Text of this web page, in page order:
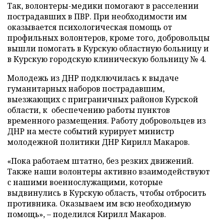
Так, волонтеры-медики помогают в расселении
пострадавших в ПВР. При необходимости им
оказывается психологическая помощь от
профильных волонтеров, кроме того, добровольцы
вышли помогать в Курскую областную больницу и
в Курскую городскую клиническую больницу № 4.
Молодежь из ДНР подключилась к выдаче
гуманитарных наборов пострадавшим,
выезжающих с приграничных районов Курской
области, к обеспечению работы пунктов
временного размещения. Работу добровольцев из
ДНР на месте событий курирует министр
молодежной политики ДНР Кирилл Макаров.
«Пока работаем штатно, без резких движений.
Также наши волонтеры активно взаимодействуют
с нашими военнослужащими, которые
выдвинулись в Курскую область, чтобы отбросить
противника. Оказываем им всю необходимую
помощь», – поделился Кирилл Макаров.